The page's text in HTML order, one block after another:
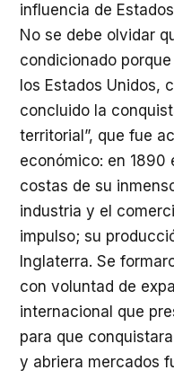
influencia de
No se debe olvidar
condicionado
los Estados Unidos,
concluido la
territorial”, que fue
económico: en 1890
costas de su
industria y el
impulso; su
Inglaterra. Se
con voluntad de
internacional que
para que
y abriera mercados